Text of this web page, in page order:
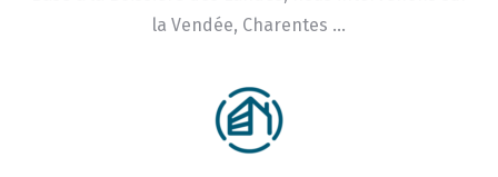
la Vendée, Charentes …